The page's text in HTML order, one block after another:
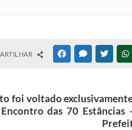
FACEBOOKMESSENGER
foi voltado
das 70 Estâncias